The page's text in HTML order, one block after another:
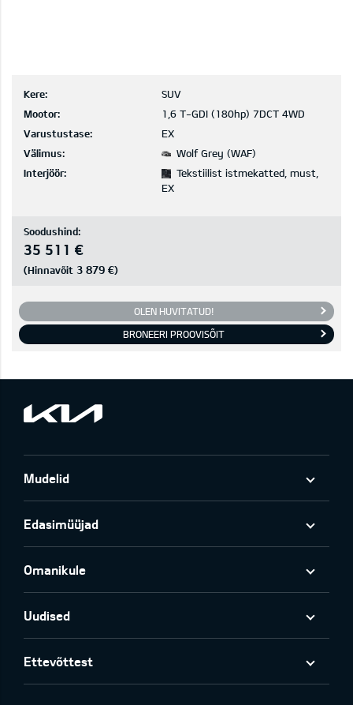
Kere:
SUV
Mootor:
1,6 T-GDI (180hp) 7DCT 4WD
Varustustase:
EX
Välimus:
Wolf Grey (WAF)
Interjöör:
Tekstiilist istmekatted, must,
EX
Soodushind:
35 511 €
(Hinnavõit 3 879 €)
OLEN HUVITATUD!
BRONEERI PROOVISÕIT
Mudelid
Edasimüüjad
Omanikule
Uudised
Ettevõttest